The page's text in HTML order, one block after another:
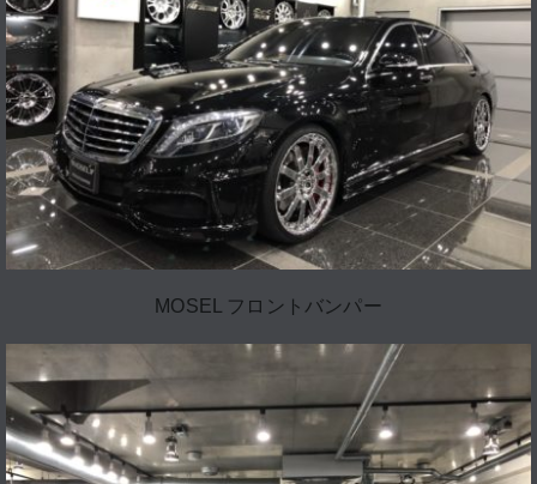
MOSEL フロントバンパー